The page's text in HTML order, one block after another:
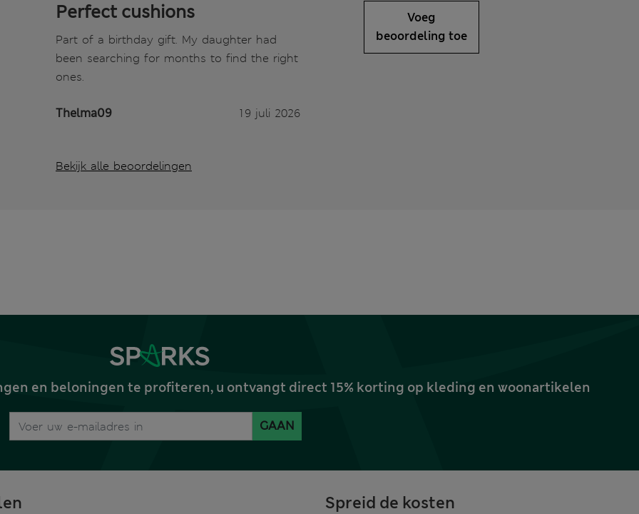
Perfect cushions
Part of a birthday gift. My daughter had
been searching for months to find the right
ones.
Thelma09 19 juli 2026
Bekijk alle beoordelingen
Voeg
beoordeling toe
en beloningen te profiteren, u ontvangt direct 15% korting op kleding en woonartikelen
GAAN
Spreid de kosten